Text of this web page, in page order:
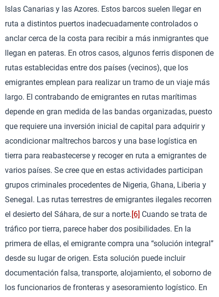
Islas Canarias y las Azores. Estos barcos suelen llegar en
ruta a distintos puertos inadecuadamente controlados o
anclar cerca de la costa para recibir a más inmigrantes que
llegan en pateras. En otros casos, algunos ferris disponen de
rutas establecidas entre dos países (vecinos), que los
emigrantes emplean para realizar un tramo de un viaje más
largo. El contrabando de emigrantes en rutas marítimas
depende en gran medida de las bandas organizadas, puesto
que requiere una inversión inicial de capital para adquirir y
acondicionar maltrechos barcos y una base logística en
tierra para reabastecerse y recoger en ruta a emigrantes de
varios países. Se cree que en estas actividades participan
grupos criminales procedentes de Nigeria, Ghana, Liberia y
Senegal. Las rutas terrestres de emigrantes ilegales recorren
el desierto del Sáhara, de sur a norte. [6] Cuando se trata de
tráfico por tierra, parece haber dos posibilidades. En la
primera de ellas, el emigrante compra una “solución integral”
desde su lugar de origen. Esta solución puede incluir
documentación falsa, transporte, alojamiento, el soborno de
los funcionarios de fronteras y asesoramiento logístico. En